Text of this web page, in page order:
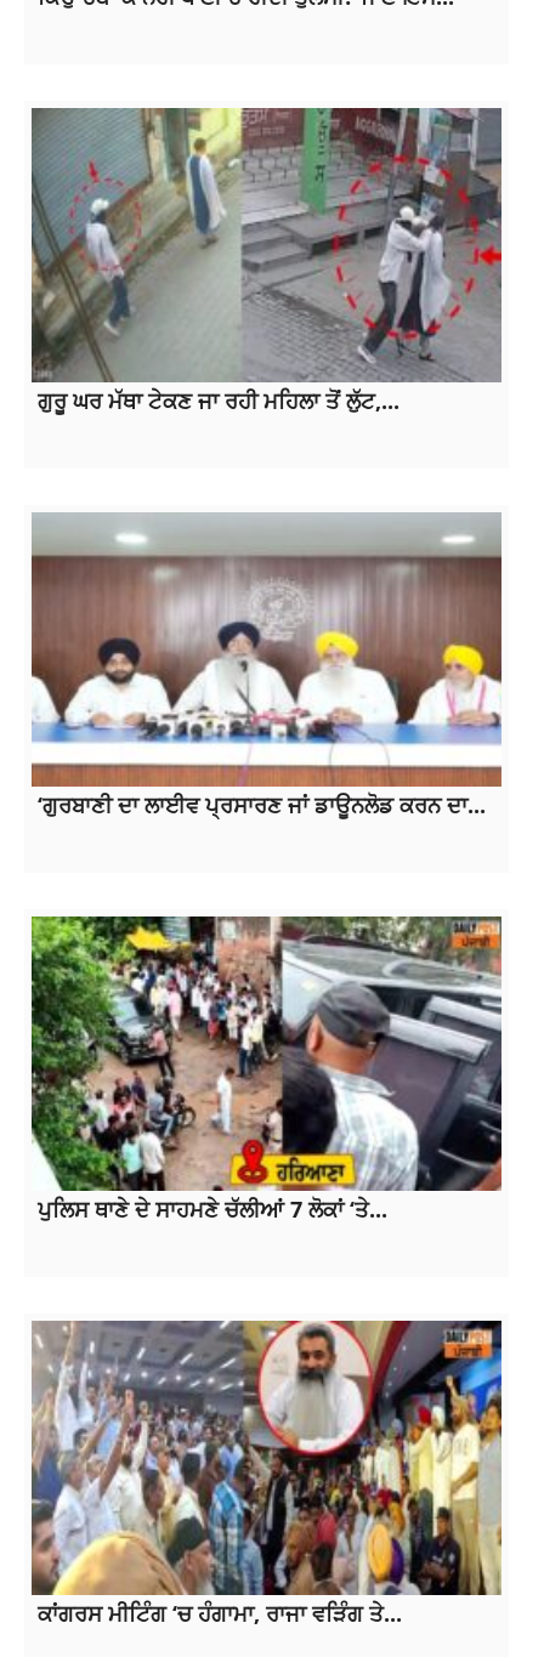
ਗੁਰੂ ਘਰ ਮੱਥਾ ਟੇਕਣ ਜਾ ਰਹੀ ਮਹਿਲਾ ਤੋਂ ਲੁੱਟ,...
‘ਗੁਰਬਾਣੀ ਦਾ ਲਾਈਵ ਪ੍ਰਸਾਰਣ ਜਾਂ ਡਾਊਨਲੋਡ ਕਰਨ ਦਾ...
ਪੁਲਿਸ ਥਾਣੇ ਦੇ ਸਾਹਮਣੇ ਚੱਲੀਆਂ 7 ਲੋਕਾਂ ‘ਤੇ...
ਕਾਂਗਰਸ ਮੀਟਿੰਗ ‘ਚ ਹੰਗਾਮਾ, ਰਾਜਾ ਵੜਿੰਗ ਤੇ...